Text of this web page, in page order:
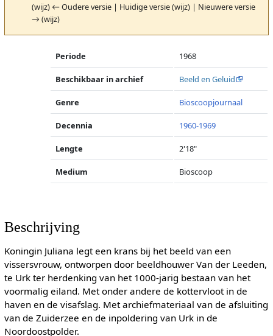
(wijz) ← Oudere versie | Huidige versie (wijz) | Nieuwere versie
→ (wijz)
Periode 1968
Beschikbaar in archief Beeld en Geluid
Genre Bioscoopjournaal
Decennia 1960-1969
Lengte 2'18"
Medium Bioscoop
Beschrijving
Koningin Juliana legt een krans bij het beeld van een
vissersvrouw, ontworpen door beeldhouwer Van der Leeden,
te Urk ter herdenking van het 1000-jarig bestaan van het
voormalig eiland. Met onder andere de kottervloot in de
haven en de visafslag. Met archiefmateriaal van de afsluiting
van de Zuiderzee en de inpoldering van Urk in de
Noordoostpolder.